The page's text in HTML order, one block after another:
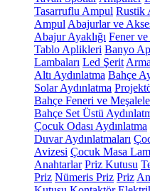
Tasarruflu Ampul Rustik
Ampul Abajurlar ve
Abajur Ayaklığı Fener
Tablo Aplikleri Banyo
Lambaları Led Şerit
Altı Aydınlatma Bahçe
Solar Aydınlatma
Bahçe Feneri ve
Bahçe Set Üstü
Çocuk Odası Aydınlatma
Duvar Aydınlatmaları
Avizesi Çocuk Masa
Anahtarlar Priz Kutusu
Priz Nümeris Priz Priz